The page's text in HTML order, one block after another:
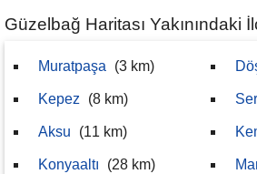
Güzelbağ Haritası Yakınındaki
Muratpaşa (3 km)
Kepez (8 km)
Aksu (11 km)
Konyaaltı (28 km)